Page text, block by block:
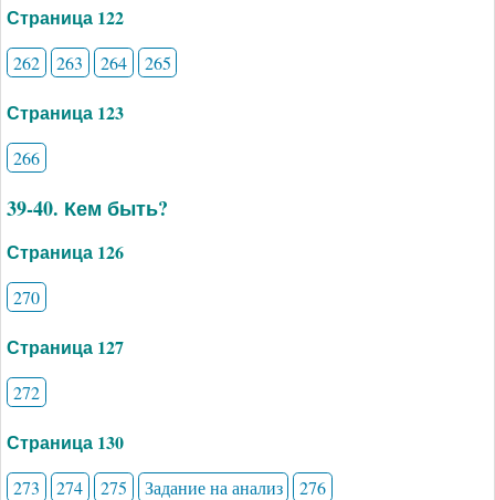
Страница 122
262 263 264 265
Страница 123
266
39-40. Кем быть?
Страница 126
270
Страница 127
272
Страница 130
273 274 275 Задание на анализ 276